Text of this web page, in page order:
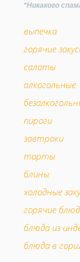
*Никакого
выпечка
горячие
салаты
алкогольные
пироги
завтраки
торты
блины
холодные
горячие
блюда из
блюда в